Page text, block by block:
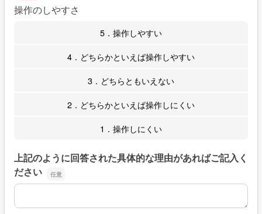
操作のしやすさ
5．操作しやすい
4．どちらかといえば操作しやすい
3．どちらともいえない
2．どちらかといえば操作しにくい
1．操作しにくい
上記のように回答された具体的な理由があればご記入く
ださい
上記のように回答された具体的な理由があればご記入くだ